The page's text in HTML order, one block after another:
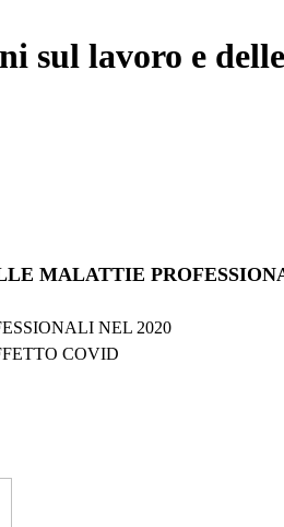
lavoro e
MALATTIE
NEL 2020
COVID